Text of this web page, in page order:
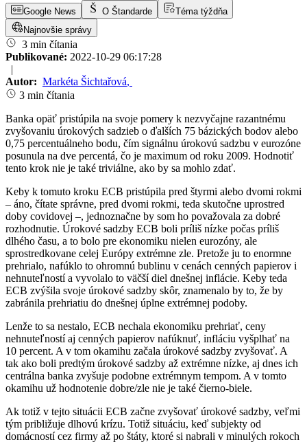
Google News O Štandarde
Téma týždňa
Najnovšie správy
3 min čítania
Publikované: 2022-10-29 06:17:28
|
Autor: Markéta Šichtařová,
3 min čítania
Banka opäť pristúpila na svoje pomery k nezvyčajne razantnému
zvyšovaniu úrokových sadzieb o ďalších 75 bázických bodov alebo
0,75 percentuálneho bodu, čím signálnu úrokovú sadzbu v eurozóne
posunula na dve percentá, čo je maximum od roku 2009. Hodnotiť
tento krok nie je také triviálne, ako by sa mohlo zdať.
Keby k tomuto kroku ECB pristúpila pred štyrmi alebo dvomi rokmi
– áno, čítate správne, pred dvomi rokmi, teda skutočne uprostred
doby covidovej –, jednoznačne by som ho považovala za dobré
rozhodnutie. Úrokové sadzby ECB boli príliš nízke počas príliš
dlhého času, a to bolo pre ekonomiku nielen eurozóny, ale
sprostredkovane celej Európy extrémne zle. Pretože ju to enormne
prehrialo, nafúklo to ohromnú bublinu v cenách cenných papierov i
nehnuteľností a vyvolalo to väčší diel dnešnej inflácie. Keby teda
ECB zvýšila svoje úrokové sadzby skôr, znamenalo by to, že by
zabránila prehriatiu do dnešnej úplne extrémnej podoby.
Lenže to sa nestalo, ECB nechala ekonomiku prehriať, ceny
nehnuteľností aj cenných papierov nafúknuť, infláciu vyšplhať na
10 percent. A v tom okamihu začala úrokové sadzby zvyšovať. A
tak ako boli predtým úrokové sadzby až extrémne nízke, aj dnes ich
centrálna banka zvyšuje podobne extrémnym tempom. A v tomto
okamihu už hodnotenie dobre/zle nie je také čierno-biele.
Ak totiž v tejto situácii ECB začne zvyšovať úrokové sadzby, veľmi
tým približuje dlhovú krízu. Totiž situáciu, keď subjekty od
domácností cez firmy až po štáty, ktoré si nabrali v minulých rokoch